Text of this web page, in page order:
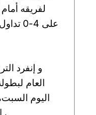
لفريقه
على
و إنفرد
العام
إتحاد بن قردان في النقطة 18 بالمركز العاشر .